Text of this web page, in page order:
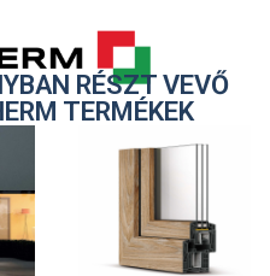
RÉSZT VEVŐ
TERMÉKEK